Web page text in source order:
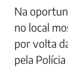
Na
no local
por volta
pela Polícia